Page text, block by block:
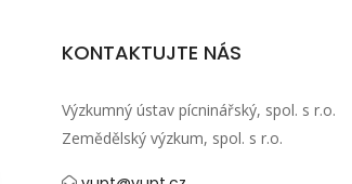
KONTAKTUJTE NÁS
Výzkumný ústav pícninářský, spol. s r.o.
Zemědělský výzkum, spol. s r.o.